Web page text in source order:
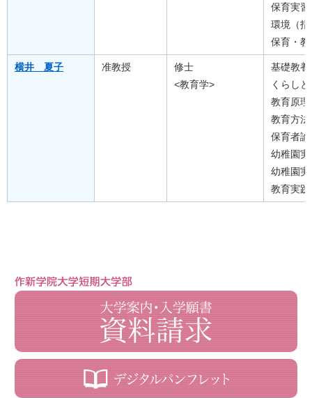
保育実
環境（
保育・
横井 夏子 准教授
修士
<教育学>
基礎教
くらし
教育原理
教育方法
保育者論
幼稚園
幼稚園
教育実践